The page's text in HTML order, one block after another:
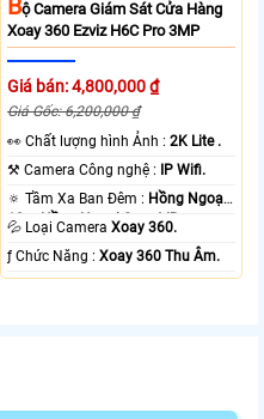
BỘ Camera Giám Sát Cửa Hàng
Xoay 360 Ezviz H6C Pro 3MP
Giá bán: 4,800,000 ₫
Giá Gốc: 6,200,000 ₫
️👀 Chất lượng hình Ảnh :2K Lite .
⚒ Camera Công nghệ :
IP Wifi.
🔅 Tầm Xa Ban Đêm : Hồng Ngoại
10m Hồng Ngoại Smart IR.
💦 Loại CameraXoay 360.
️ƒ Chức Năng :Xoay 360 Thu Âm.